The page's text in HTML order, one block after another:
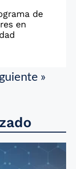
de
en
»